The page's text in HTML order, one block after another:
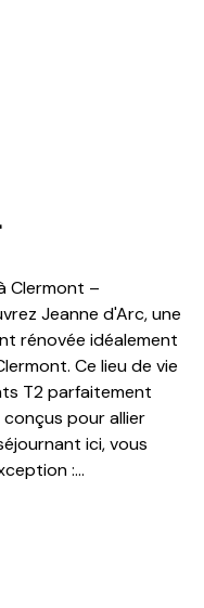
Clermont –
Jeanne d'Arc, une
rénovée idéalement
Ce lieu de vie
T2 parfaitement
pour allier
ici, vous
:...